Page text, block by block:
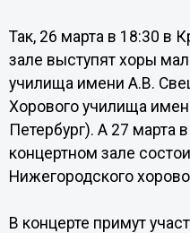
Так, 26 марта в 18:30 в
зале выступят хоры
училища имени А.В.
Хорового училища
Петербург). А 27 марта
концертном зале
Нижегородского
В концерте примут